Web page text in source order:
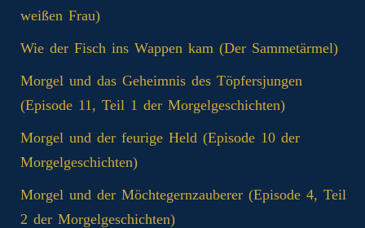
weißen Frau)
Wie der Fisch ins Wappen kam (Der Sammetärmel)
Morgel und das Geheimnis des Töpfersjungen
(Episode 11, Teil 1 der Morgelgeschichten)
Morgel und der feurige Held (Episode 10 der
Morgelgeschichten)
Morgel und der Möchtegernzauberer (Episode 4, Teil
2 der Morgelgeschichten)